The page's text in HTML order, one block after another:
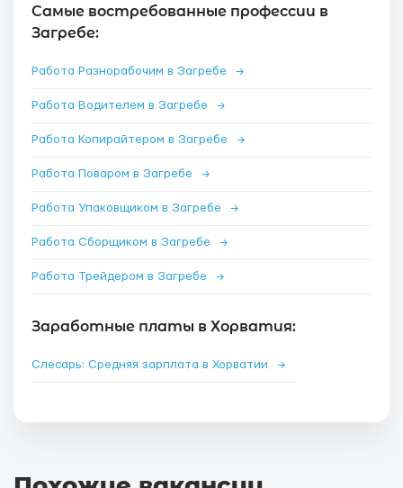
Самые востребованные профессии в
Загребе:
Работа Разнорабочим в Загребе →
Работа Водителем в Загребе →
Работа Копирайтером в Загребе →
Работа Поваром в Загребе →
Работа Упаковщиком в Загребе →
Работа Сборщиком в Загребе →
Работа Трейдером в Загребе →
Заработные платы в Хорватия:
Слесарь: Средняя зарплата в Хорватии →